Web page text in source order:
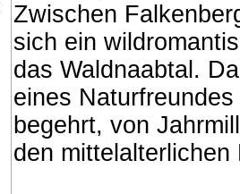
Zwischen
sich ein
das Waldnaabtal.
eines
begehrt, von
den